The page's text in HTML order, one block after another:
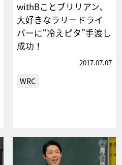
withBことブリリアン、
大好きなラリードライ
バーに“冷えピタ”手渡し
成功！
2017.07.07
WRC